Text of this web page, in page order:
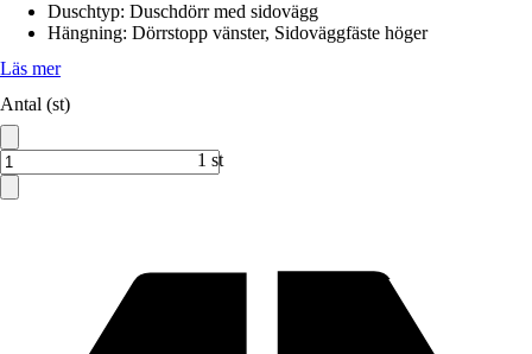
Duschtyp: Duschdörr med sidovägg
Hängning: Dörrstopp vänster, Sidoväggfäste höger
Läs mer
Antal (st)
1 st